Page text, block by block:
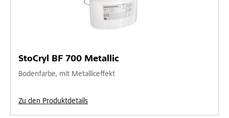
StoCryl BF 700 Metallic
Bodenfarbe, mit Metalliceffekt
Zu den Produktdetails